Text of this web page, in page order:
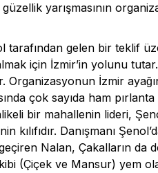
yarışmasının
tarafından gelen bir teklif
için İzmir’in yolunu
İzmir
çok sayıda ham
bir mahallenin lideri,
kılıfıdır. Danışmanı
Nalan, Çakalların da
(Çiçek ve Mansur) yem